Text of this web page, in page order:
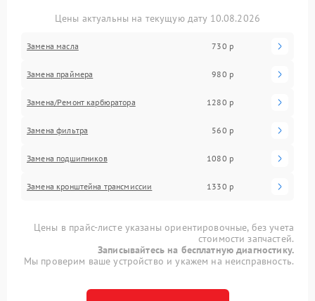
Цены актуальны на текущую дату 10.08.2026
Замена масла 730 р
Замена праймера 980 р
Замена/Pемонт карбюратора 1280 р
Замена фильтра 560 р
Замена подшипников 1080 р
Замена кронштейна трансмиссии 1330 р
Цены в прайс-листе указаны ориентировочные, без учета
стоимости запчастей.
Записывайтесь на бесплатную диагностику.
Мы проверим ваше устройство и укажем на неисправность.